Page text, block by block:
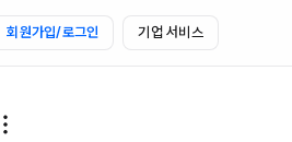
회원가입/로그인 기업 서비스